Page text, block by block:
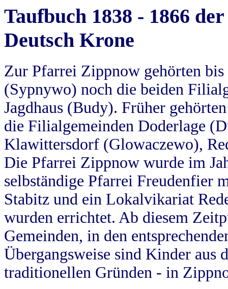
Taufbuch 1838 - 1866
Deutsch Krone
Zur Pfarrei Zippnow gehörten
(Sypnywo) noch die beiden
Jagdhaus (Budy). Früher
die Filialgemeinden Doderlage
Klawittersdorf (Glowaczewo),
Die Pfarrei Zippnow wurde im
selbständige Pfarrei Freudenfier
Stabitz und ein Lokalvikariat
wurden errichtet. Ab diesem
Gemeinden, in den
Übergangsweise sind Kinder aus
traditionellen Gründen - in